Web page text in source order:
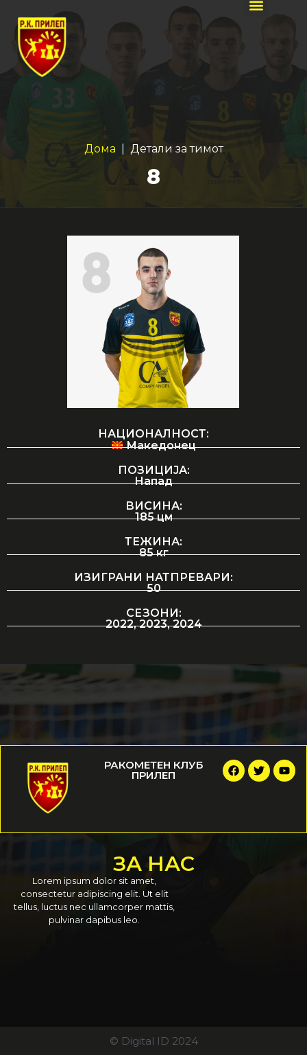
Дома | Детали за тимот
8
НАЦИОНАЛНОСТ:
Македонец
ПОЗИЦИЈА:
Напад
ВИСИНА:
185 цм
ТЕЖИНА:
85 кг
ИЗИГРАНИ НАТПРЕВАРИ:
50
СЕЗОНИ:
2022, 2023, 2024
РАКОМЕТЕН КЛУБ
ПРИЛЕП
ЗА НАС
Lorem ipsum dolor sit amet,
consectetur adipiscing elit. Ut elit
tellus, luctus nec ullamcorper mattis,
pulvinar dapibus leo.
© Digital ID 2024